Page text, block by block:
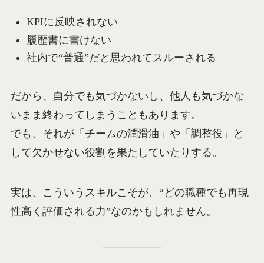
KPIに反映されない
履歴書に書けない
社内で“普通”だと思われてスルーされる
だから、自分でも気づかないし、他人も気づかな
いまま終わってしまうこともあります。
でも、それが「チームの潤滑油」や「調整役」と
して欠かせない役割を果たしていたりする。
実は、こういうスキルこそが、“どの職種でも再現
性高く評価される力”なのかもしれません。